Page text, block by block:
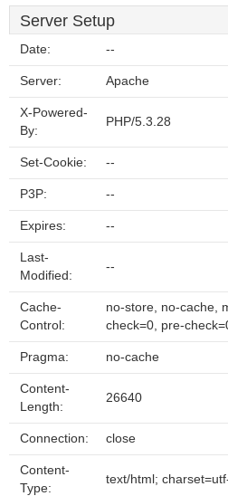
Server Setup
Date: --
Server: Apache
X-Powered-
By:
PHP/5.3.28
Set-Cookie: --
P3P: --
Expires: --
Last-
Modified:
--
Cache-
Control:
no-store, no-cache,
check=0, pre-
Pragma: no-cache
Content-
Length:
26640
Connection: close
Content-
Type:
text/html;